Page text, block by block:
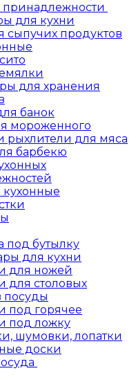
принадлежности
для кухни
сыпучих продуктов
для хранения
банок
мороженного
рыхлители для мяса
барбекю
под бутылку
для кухни
для ножей
для столовых
посуды
под горячее
под ложку
шумовки, лопатки
доски